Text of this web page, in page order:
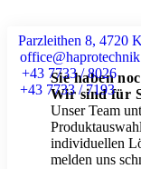
Parzleithen 8, 4720
+43 7733 / 8026
+43 7733 / 7193
Sie haben
Wir sind für
Unser Team
individuellen
melden uns